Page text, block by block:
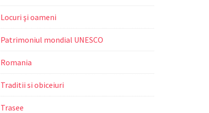
Locuri şi oameni
Patrimoniul mondial UNESCO
Romania
Traditii si obiceiuri
Trasee